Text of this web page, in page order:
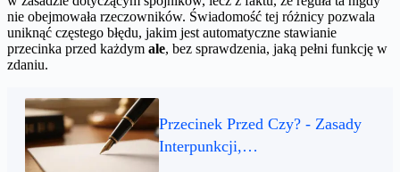
nie obejmowała rzeczowników. Świadomość tej różnicy pozwala
uniknąć częstego błędu, jakim jest automatyczne stawianie
przecinka przed każdym ale, bez sprawdzenia, jaką pełni funkcję w
zdaniu.
Przecinek Przed Czy? - Zasady
Interpunkcji,…